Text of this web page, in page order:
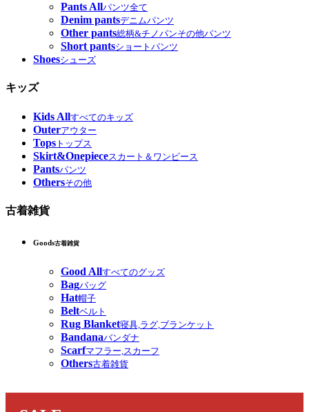
Pants Allパンツ全て
Denim pantsデニムパンツ
Other pants総柄&チノパンその他パンツ
Short pantsショートパンツ
Shoesシューズ
キッズ
Kids Allすべてのキッズ
Outerアウター
Tops トップス
Skirt&Onepieceスカート＆ワンピース
Pantsパンツ
Othersその他
古着雑貨
Goods古着雑貨
Good Allすべてのグッズ
Bagバッグ
Hat帽子
Beltベルト
Rug Blanket寝具,ラグ,ブランケット
Bandanaバンダナ
Scarfマフラー,スカーフ
Others古着雑貨